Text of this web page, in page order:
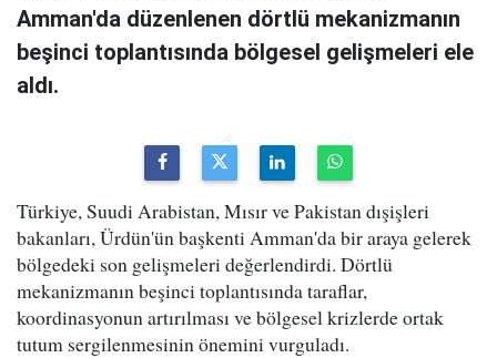
Amman'da düzenlenen dörtlü mekanizmanın
beşinci toplantısında bölgesel gelişmeleri ele
aldı.
Türkiye, Suudi Arabistan, Mısır ve Pakistan dışişleri
bakanları, Ürdün'ün başkenti Amman'da bir araya gelerek
bölgedeki son gelişmeleri değerlendirdi. Dörtlü
mekanizmanın beşinci toplantısında taraflar,
koordinasyonun artırılması ve bölgesel krizlerde ortak
tutum sergilenmesinin önemini vurguladı.